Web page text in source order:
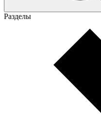
Разделы